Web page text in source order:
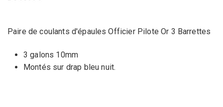
Paire de coulants d'épaules Officier Pilote Or 3 Barrettes
3 galons 10mm
Montés sur drap bleu nuit.